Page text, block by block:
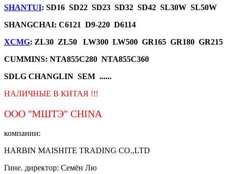
SHANTUI: SD16 SD22 SD23 SD32 SD42 SL30W SL50W
SHANGCHAI: C6121 D9-220 D6114
XCMG: ZL30 ZL50 LW300 LW500 GR165 GR180 GR215
CUMMINS: NTA855C280 NTA855C360
SDLG CHANGLIN SEM ......
НАЛИЧНЫЕ В КИТАЯ !!!
ООО "МШТЭ" CHINA
компании:
HARBIN MAISHITE TRADING CO.,LTD
Гине. директор: Семён Лю